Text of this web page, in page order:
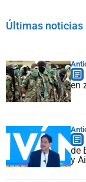
Últimas noticias
en
de
y